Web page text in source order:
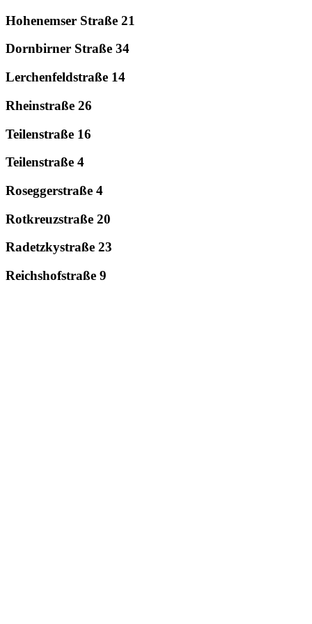
Hohenemser Straße 21
Dornbirner Straße 34
Lerchenfeldstraße 14
Rheinstraße 26
Teilenstraße 16
Teilenstraße 4
Roseggerstraße 4
Rotkreuzstraße 20
Radetzkystraße 23
Reichshofstraße 9